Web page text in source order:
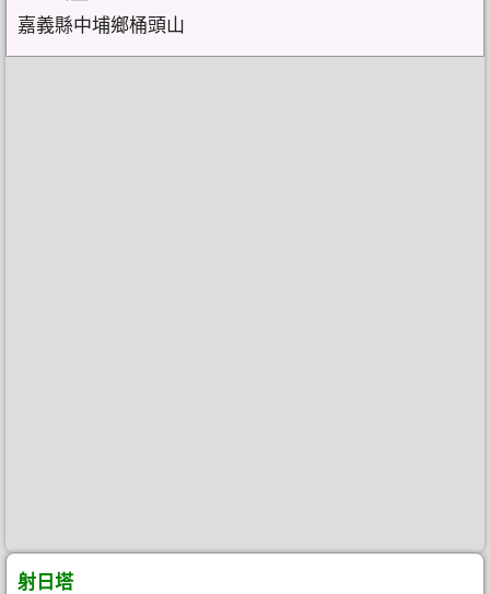
嘉義縣中埔鄉桶頭山
射日塔